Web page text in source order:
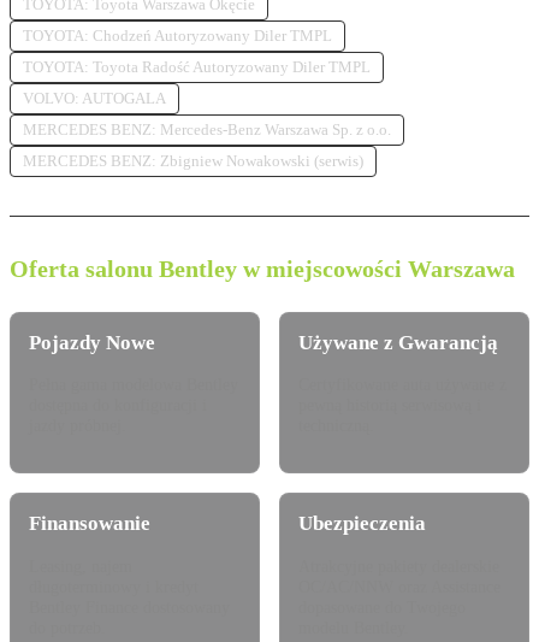
TOYOTA: Toyota Warszawa Okęcie
TOYOTA: Chodzeń Autoryzowany Diler TMPL
TOYOTA: Toyota Radość Autoryzowany Diler TMPL
VOLVO: AUTOGALA
MERCEDES BENZ: Mercedes-Benz Warszawa Sp. z o.o.
MERCEDES BENZ: Zbigniew Nowakowski (serwis)
Oferta salonu Bentley w miejscowości Warszawa
Pojazdy Nowe Używane z Gwarancją
Finansowanie Ubezpieczenia